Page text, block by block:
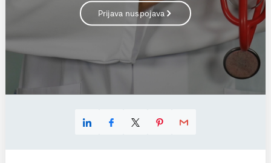
Prijava nuspojava
LinkedinFacebook
X PinterestE-mail